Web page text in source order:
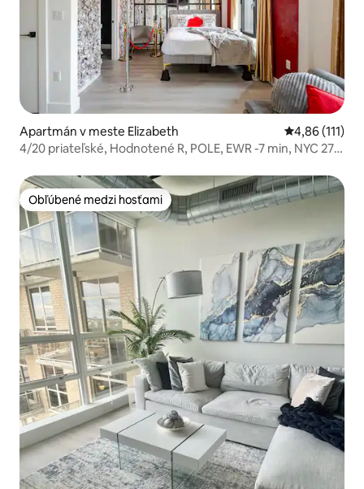
Apartmán v meste Elizabeth Priemerné
4,86 (111)
4/20 priateľské, Hodnotené R, POLE, EWR -7 min, NYC 27
Obľúbené medzi hosťami
Obľúbené medzi hosťami